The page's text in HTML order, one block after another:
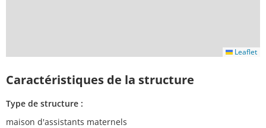
Leaflet
Caractéristiques de la structure
Type de structure :
maison d'assistants maternels